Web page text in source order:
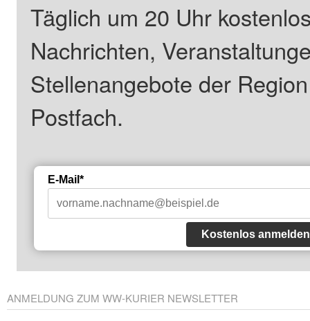
Täglich um 20 Uhr
Nachrichten,
Stellenangebote der
Postfach.
E-Mail*
Kostenlos anmelden
ANMELDUNG ZUM WW-KURIER NEWSLETTER